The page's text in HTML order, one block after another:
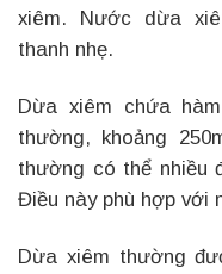
xiêm. Nước dừa
thanh nhẹ.
Dừa xiêm chứa
thường, khoảng
thường có thể nhiều
Điều này phù hợp với
Dừa xiêm thường